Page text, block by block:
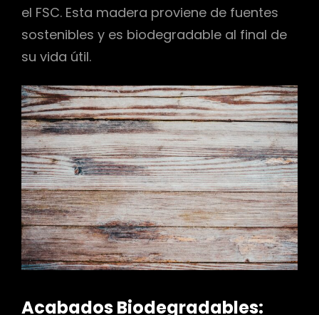
el FSC. Esta madera proviene de fuentes
sostenibles y es biodegradable al final de
su vida útil.
Acabados Biodegradables: